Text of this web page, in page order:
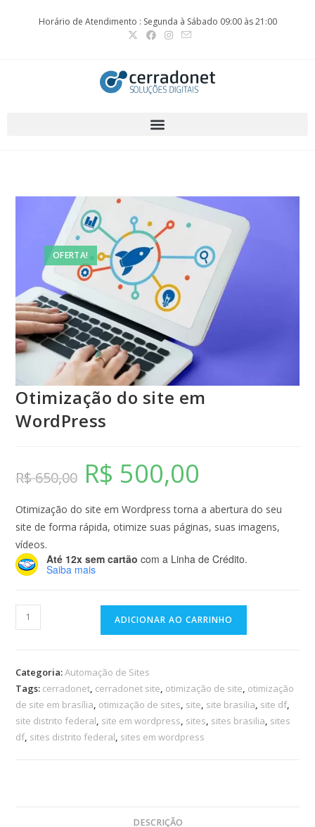
Horário de Atendimento : Segunda à Sábado 09:00 às 21:00
OFERTA!
Otimização do site em
WordPress
R$650,00 R$ 500,00
Otimização do site em Wordpress torna a abertura do seu
site de forma rápida, otimize suas páginas, suas imagens,
vídeos.
Até 12x sem cartão com a Linha de Crédito.
Saiba mais
ADICIONAR AO CARRINHO
Categoria:Automação de Sites
Tags: cerradonet, cerradonet site, otimização de site, otimização
de site em brasília, otimização de sites, site, site brasilia, site df,
site distrito federal, site em wordpress, sites, sites brasilia, sites
df, sites distrito federal, sites em wordpress
DESCRIÇÃO